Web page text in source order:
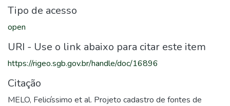
Tipo de acesso
open
URI - Use o link abaixo para citar este item
https://rigeo.sgb.gov.br/handle/doc/16896
Citação
MELO, Felicíssimo et al. Projeto cadastro de fontes de